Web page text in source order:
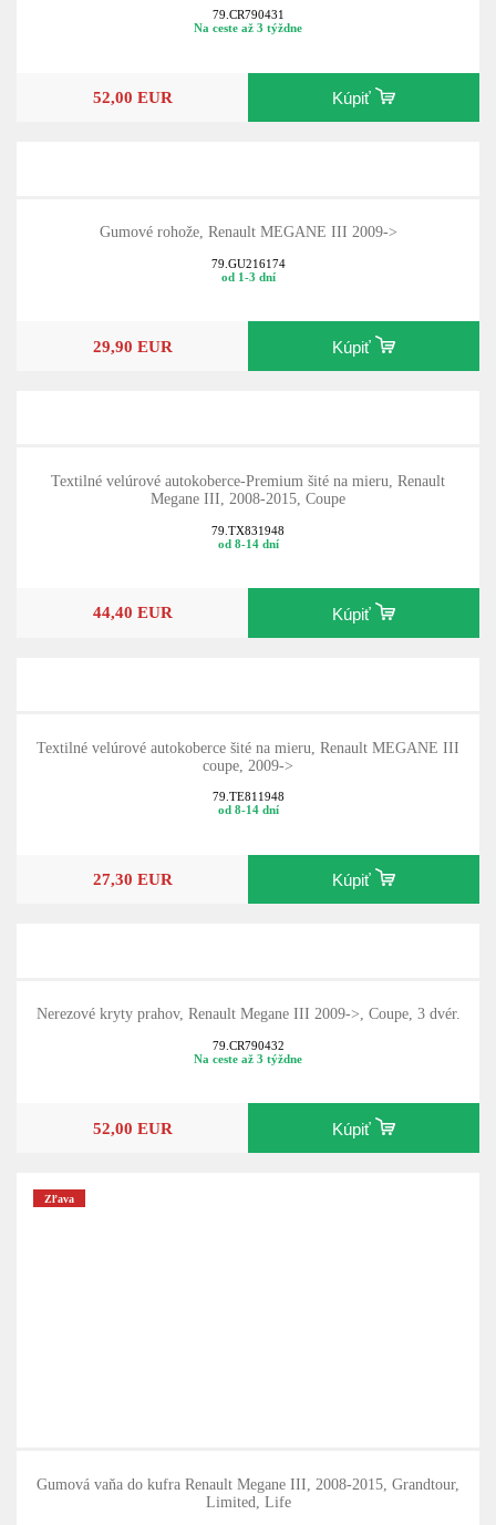
79.CR790431
Na ceste až 3 týždne
52,00 EUR Kúpiť
Gumové rohože, Renault MEGANE III 2009->
79.GU216174
od 1-3 dní
29,90 EUR Kúpiť
Textilné velúrové autokoberce-Premium šité na mieru, Renault
Megane III, 2008-2015, Coupe
79.TX831948
od 8-14 dní
44,40 EUR Kúpiť
Textilné velúrové autokoberce šité na mieru, Renault MEGANE III
coupe, 2009->
79.TE811948
od 8-14 dní
27,30 EUR Kúpiť
Nerezové kryty prahov, Renault Megane III 2009->, Coupe, 3 dvér.
79.CR790432
Na ceste až 3 týždne
52,00 EUR Kúpiť
Zľava
Gumová vaňa do kufra Renault Megane III, 2008-2015, Grandtour,
Limited, Life